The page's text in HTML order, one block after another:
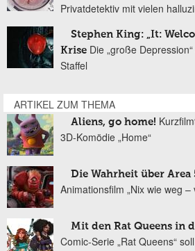
Privatdetektiv mit vielen
Stephen King: „It:
Krise Die „große
Staffel
ARTIKEL ZUM THEMA
Aliens, go home!
3D-Komödie „Home“
Die Wahrheit über Area
Animationsfilm „Nix wie weg
Mit den Rat Queens in
Comic-Serie „Rat Queens“